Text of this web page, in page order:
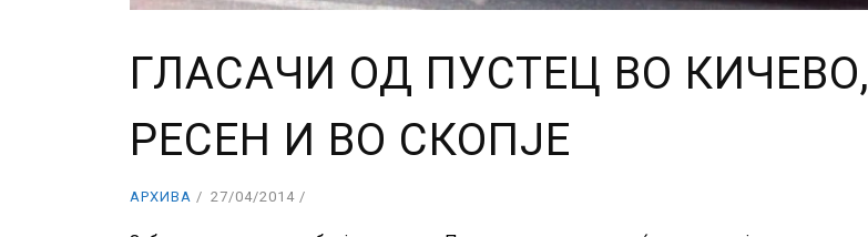
ГЛАСАЧИ ОД ПУСТЕЦ ВО КИЧЕВО,
РЕСЕН И ВО СКОПЈЕ
АРХИВА 27/04/2014